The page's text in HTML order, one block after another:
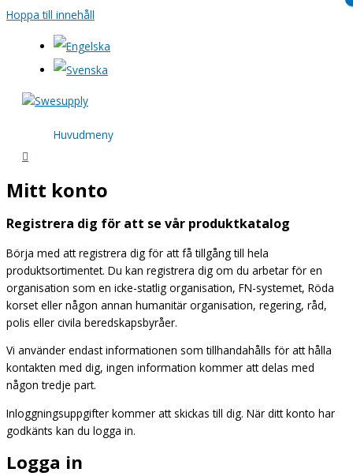
Hoppa till innehåll
Huvudmeny
Mitt konto
Registrera dig för att se vår produktkatalog
Börja med att registrera dig för att få tillgång till hela
produktsortimentet. Du kan registrera dig om du arbetar för en
organisation som en icke-statlig organisation, FN-systemet, Röda
korset eller någon annan humanitär organisation, regering, råd,
polis eller civila beredskapsbyråer.
Vi använder endast informationen som tillhandahålls för att hålla
kontakten med dig, ingen information kommer att delas med
någon tredje part.
Inloggningsuppgifter kommer att skickas till dig. När ditt konto har
godkänts kan du logga in.
Logga in